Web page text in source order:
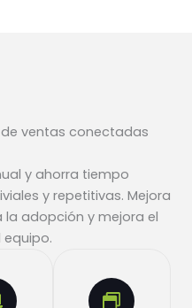
ventas conectadas
y ahorra tiempo
y repetitivas. Mejora
adopción y mejora el